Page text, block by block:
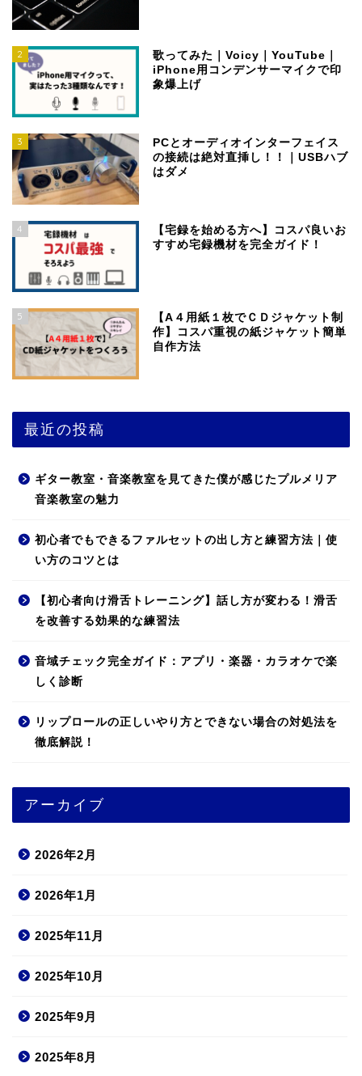
2
歌ってみた｜Voicy｜YouTube｜
iPhone用コンデンサーマイクで印
象爆上げ
3
PCとオーディオインターフェイス
の接続は絶対直挿し！！｜USBハブ
はダメ
4
【宅録を始める方へ】コスパ良いお
すすめ宅録機材を完全ガイド！
5
【A４用紙１枚でＣＤジャケット制
作】コスパ重視の紙ジャケット簡単
自作方法
最近の投稿
ギター教室・音楽教室を見てきた僕が感じたプルメリア
音楽教室の魅力
初心者でもできるファルセットの出し方と練習方法｜使
い方のコツとは
【初心者向け滑舌トレーニング】話し方が変わる！滑舌
を改善する効果的な練習法
音域チェック完全ガイド：アプリ・楽器・カラオケで楽
しく診断
リップロールの正しいやり方とできない場合の対処法を
徹底解説！
アーカイブ
2026年2月
2026年1月
2025年11月
2025年10月
2025年9月
2025年8月